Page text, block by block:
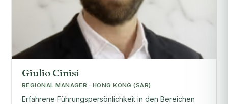
Giulio Cinisi
REGIONAL MANAGER · HONG KONG (SAR)
Erfahrene Führungspersönlichkeit in den Bereichen